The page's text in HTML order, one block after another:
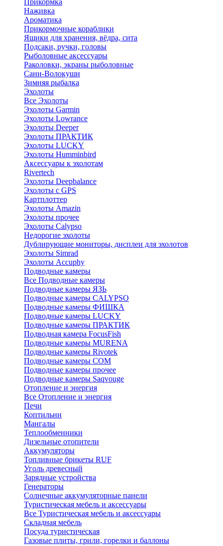
Прикормка
Наживка
Ароматика
Прикормочные кораблики
Ящики для хранения, вёдра, сита
Подсаки, ручки, головы
Рыболовные аксессуары
Раколовки, экраны рыболовные
Сани-Волокуши
Зимняя рыбалка
Эхолоты
Все Эхолоты
Эхолоты Garmin
Эхолоты Lowrance
Эхолоты Deeper
Эхолоты ПРАКТИК
Эхолоты LUCKY
Эхолоты Humminbird
Аксессуары к эхолотам
Rivertech
Эхолоты Deepbalance
Эхолоты с GPS
Картплоттер
Эхолоты Amazin
Эхолоты прочее
Эхолоты Calypso
Недорогие эхолоты
Дублирующие мониторы, дисплеи для эхолотов
Эхолоты Simrad
Эхолоты Accuphy
Подводные камеры
Все Подводные камеры
Подводные камеры ЯЗЬ
Подводные камеры CALYPSO
Подводные камеры ФИШКА
Подводные камеры LUCKY
Подводные камеры ПРАКТИК
Подводная камера FocusFish
Подводные камеры MURENA
Подводные камеры Rivotek
Подводные камеры СОМ
Подводные камеры прочее
Подводные камеры Saqvouge
Отопление и энергия
Все Отопление и энергия
Печи
Коптильни
Мангалы
Теплообменники
Дизельные отопители
Аккумуляторы
Топливные брикеты RUF
Уголь древесный
Зарядные устройства
Генераторы
Солнечные аккумуляторные панели
Туристическая мебель и аксессуары
Все Туристическая мебель и аксессуары
Складная мебель
Посуда туристическая
Газовые плиты, грили, горелки и баллоны